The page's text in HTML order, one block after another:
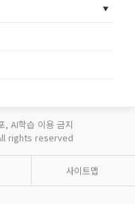
, AI학습 이용 금지
rights reserved
사이트맵